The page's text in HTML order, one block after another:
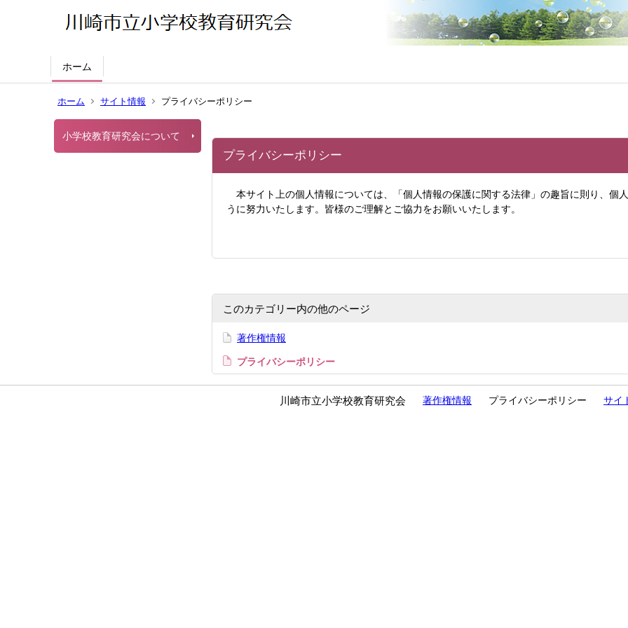
ホーム
ホーム サイト情報 プライバシーポリシー
小学校教育研究会について
プライバシーポリシー
本サイト上の個人情報については、「個人情報の保護に関する法律」の趣旨に則り、個
うに努力いたします。皆様のご理解とご協力をお願いいたします。
このカテゴリー内の他のページ
著作権情報
プライバシーポリシー
川崎市立小学校教育研究会 著作権情報 プライバシーポリシー サイ